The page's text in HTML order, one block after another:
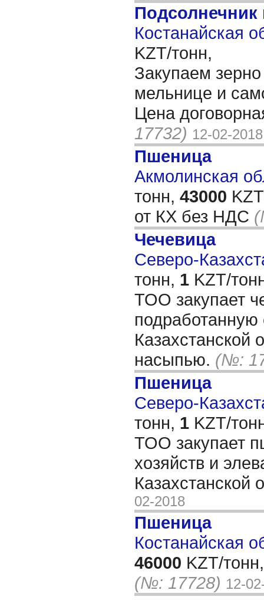
Костанайская
KZT/тонн,
Закупаем
мельнице и
Цена
17732) 12-02-2018
Пшеница
Акмолинская
тонн, 43000
от КХ без НДС
Чечевица
Северо-
тонн, 1 KZT/
ТОО закупает
подработанную
Казахстанской
насыпью. (№:
Пшеница
Северо-
тонн, 1 KZT/
ТОО закупает
хозяйств и
Казахстанской
02-2018
Пшеница
Костанайская
46000 KZT/тонн,
(№: 17728) 12-